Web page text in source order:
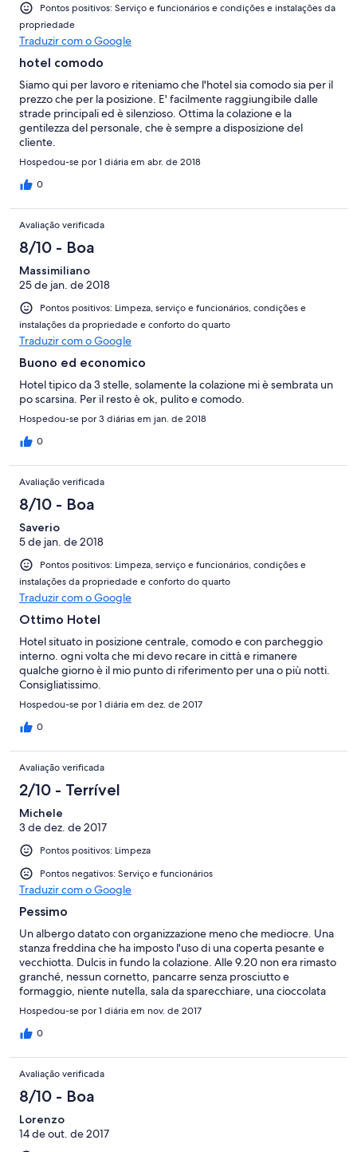
Pontos positivos: Serviço e funcionários e condições e instalações da
propriedade
Traduzir com o Google
hotel comodo
Siamo qui per lavoro e riteniamo che l'hotel sia comodo sia per il
prezzo che per la posizione. E' facilmente raggiungibile dalle
strade principali ed è silenzioso. Ottima la colazione e la
gentilezza del personale, che è sempre a disposizione del
cliente.
Hospedou-se por 1 diária em abr. de 2018
0
Avaliação verificada
8/10 - Boa
Massimiliano
25 de jan. de 2018
Pontos positivos: Limpeza, serviço e funcionários, condições e
instalações da propriedade e conforto do quarto
Traduzir com o Google
Buono ed economico
Hotel tipico da 3 stelle, solamente la colazione mi è sembrata un
po scarsina. Per il resto è ok, pulito e comodo.
Hospedou-se por 3 diárias em jan. de 2018
0
Avaliação verificada
8/10 - Boa
Saverio
5 de jan. de 2018
Pontos positivos: Limpeza, serviço e funcionários, condições e
instalações da propriedade e conforto do quarto
Traduzir com o Google
Ottimo Hotel
Hotel situato in posizione centrale, comodo e con parcheggio
interno. ogni volta che mi devo recare in città e rimanere
qualche giorno è il mio punto di riferimento per una o più notti.
Consigliatissimo.
Hospedou-se por 1 diária em dez. de 2017
0
Avaliação verificada
2/10 - Terrível
Michele
3 de dez. de 2017
Pontos positivos: Limpeza
Pontos negativos: Serviço e funcionários
Traduzir com o Google
Pessimo
Un albergo datato con organizzazione meno che mediocre. Una
stanza freddina che ha imposto l'uso di una coperta pesante e
vecchiotta. Dulcis in fundo la colazione. Alle 9.20 non era rimasto
granché, nessun cornetto, pancarre senza prosciutto e
formaggio, niente nutella, sala da sparecchiare, una cioccolata
che non é arrivata mai!
Hospedou-se por 1 diária em nov. de 2017
0
Avaliação verificada
8/10 - Boa
Lorenzo
14 de out. de 2017